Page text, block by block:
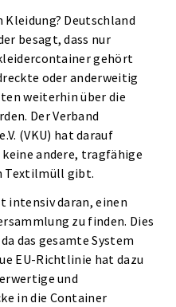
Deutschland
besagt, dass nur
gehört
oder anderweitig
weiterhin über die
Der Verband
(VKU) hat darauf
andere, tragfähige
Textilmüll gibt.
intensiv daran, einen
zu finden. Dies
das gesamte System
EU-Richtlinie hat dazu
und
in die Container